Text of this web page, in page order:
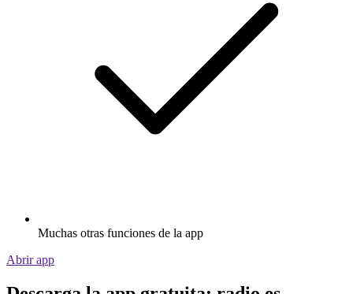
Muchas otras funciones de la app
Abrir app